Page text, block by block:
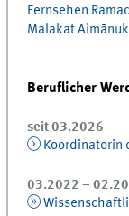
Fernsehen
Malakat
Beruflicher
seit 03.2026
Koordinatorin
03.2022 –